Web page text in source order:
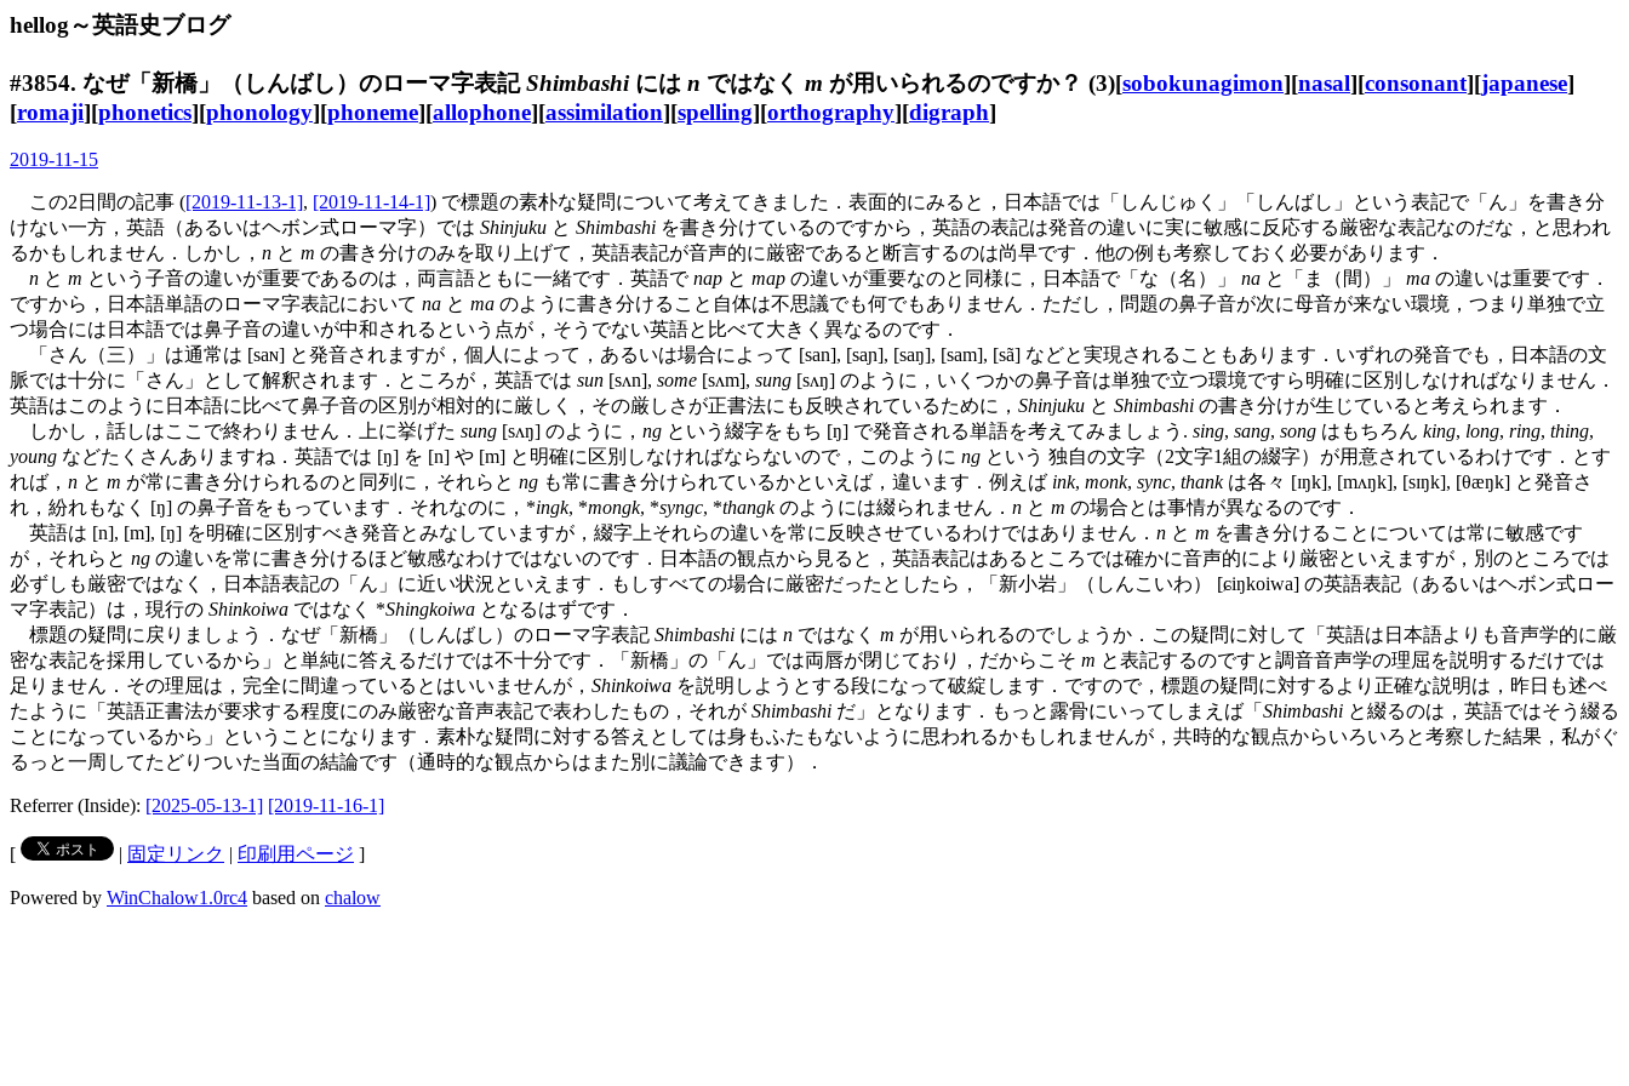
hellog～英語史ブログ
#3854. なぜ「新橋」（しんばし）のローマ字表記Shimbashiには n ではなく m が用いられるのですか？ (3)[sobokunagimon][nasal][consonant][japanese]
[romaji][phonetics][phonology][phoneme][allophone][assimilation][spelling][orthography][digraph]
2019-11-15
この2日間の記事 ([2019-11-13-1], [2019-11-14-1]) で標題の素朴な疑問について考えてきました．表面的にみると，日本語では「しんじゅく」「しんばし」という表記で「ん」を書き分
けない一方，英語（あるいはヘボン式ローマ字）では Shinjuku と Shimbashi を書き分けているのですから，英語の表記は発音の違いに実に敏感に反応する厳密な表記なのだな，と思われ
るかもしれません．しかし， n と m の書き分けのみを取り上げて，英語表記が音声的に厳密であると断言するのは尚早です．他の例も考察しておく必要があります．
n と m という子音の違いが重要であるのは，両言語ともに一緒です．英語でnap と map の違いが重要なのと同様に，日本語で「な（名）」 na と「ま（間）」 ma の違いは重要です．
ですから，日本語単語のローマ字表記において na と ma のように書き分けること自体は不思議でも何でもありません．ただし，問題の鼻子音が次に母音が来ない環境，つまり単独で立
つ場合には日本語では鼻子音の違いが中和されるという点が，そうでない英語と比べて大きく異なるのです．
「さん（三）」は通常は [saɴ] と発音されますが，個人によって，あるいは場合によって [san], [saɲ], [saŋ], [sam], [sã] などと実現されることもあります．いずれの発音でも，日本語の文
脈では十分に「さん」として解釈されます．ところが，英語では sun [sʌn], some [sʌm], sung [sʌŋ] のように，いくつかの鼻子音は単独で立つ環境ですら明確に区別しなければなりません．
英語はこのように日本語に比べて鼻子音の区別が相対的に厳しく，その厳しさが正書法にも反映されているために， Shinjuku と Shimbashi の書き分けが生じていると考えられます．
しかし，話しはここで終わりません．上に挙げた sung [sʌŋ] のように， ng という綴字をもち [ŋ] で発音される単語を考えてみましょう. sing, sang, song はもちろん king, long, ring, thing,
young などたくさんありますね．英語では [ŋ] を [n] や [m] と明確に区別しなければならないので，このように ng という 独自の文字（2文字1組の綴字）が用意されているわけです．とす
れば， n と m が常に書き分けられるのと同列に，それらと ng も常に書き分けられているかといえば，違います．例えば ink, monk, sync, thankは各々 [ɪŋk], [mʌŋk], [sɪŋk], [θæŋk] と発音さ
れ，紛れもなく [ŋ] の鼻子音をもっています．それなのに，*ingk, *mongk, *syngc, *thangkのようには綴られません． n と m の場合とは事情が異なるのです．
英語は [n], [m], [ŋ] を明確に区別すべき発音とみなしていますが，綴字上それらの違いを常に反映させているわけではありません． n と m を書き分けることについては常に敏感です
が，それらと ng の違いを常に書き分けるほど敏感なわけではないのです．日本語の観点から見ると，英語表記はあるところでは確かに音声的により厳密といえますが，別のところでは
必ずしも厳密ではなく，日本語表記の「ん」に近い状況といえます．もしすべての場合に厳密だったとしたら，「新小岩」（しんこいわ） [ɕiŋkoiwa] の英語表記（あるいはヘボン式ロー
マ字表記）は，現行の Shinkoiwa ではなく *Shingkoiwa となるはずです．
標題の疑問に戻りましょう．なぜ「新橋」（しんばし）のローマ字表記 Shimbashi には n ではなく m が用いられるのでしょうか．この疑問に対して「英語は日本語よりも音声学的に厳
密な表記を採用しているから」と単純に答えるだけでは不十分です．「新橋」の「ん」では両唇が閉じており，だからこそ m と表記するのですと調音音声学の理屈を説明するだけでは
足りません．その理屈は，完全に間違っているとはいいませんが， Shinkoiwa を説明しようとする段になって破綻します．ですので，標題の疑問に対するより正確な説明は，昨日も述べ
たように「英語正書法が要求する程度にのみ厳密な音声表記で表わしたもの，それが Shimbashi だ」となります．もっと露骨にいってしまえば「 Shimbashi と綴るのは，英語ではそう綴る
ことになっているから」ということになります．素朴な疑問に対する答えとしては身もふたもないように思われるかもしれませんが，共時的な観点からいろいろと考察した結果，私がぐ
るっと一周してたどりついた当面の結論です（通時的な観点からはまた別に議論できます）．
Referrer (Inside): [2025-05-13-1] [2019-11-16-1]
[ | 固定リンク | 印刷用ページ ]
Powered by WinChalow1.0rc4 based on chalow